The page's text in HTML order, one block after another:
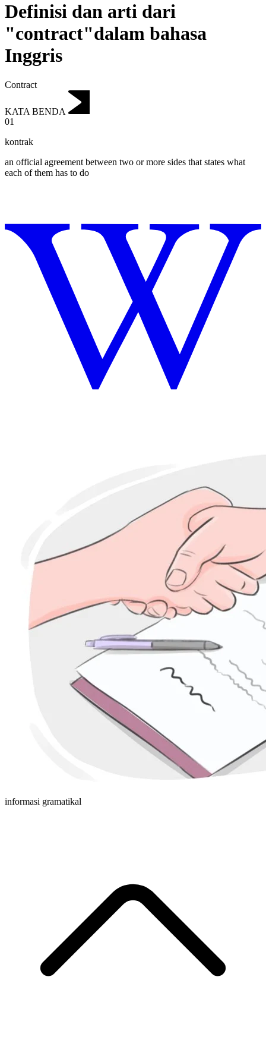
Definisi dan arti dari
"contract"dalam bahasa
Inggris
Contract
KATA BENDA
01
kontrak
an official agreement between two or more sides that states what
each of them has to do
informasi gramatikal